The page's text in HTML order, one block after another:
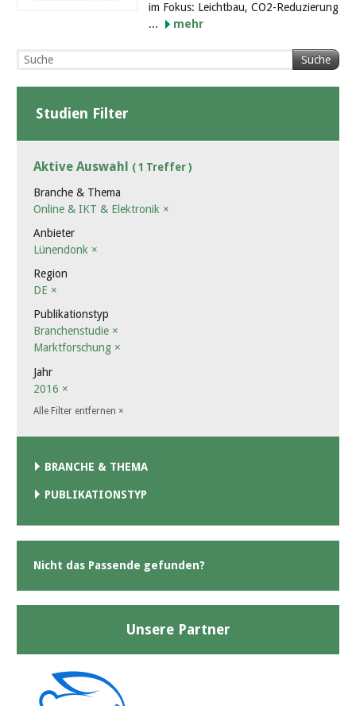
im Fokus: Leichtbau, CO2-Reduzierung
...
mehr
Suche
Studien Filter
Aktive Auswahl ( 1 Treffer )
Branche & Thema
Online & IKT & Elektronik ×
Anbieter
Lünendonk ×
Region
DE ×
Publikationstyp
Branchenstudie ×
Marktforschung ×
Jahr
2016 ×
Alle Filter entfernen ×
BRANCHE & THEMA
PUBLIKATIONSTYP
Nicht das Passende gefunden?
Unsere Partner